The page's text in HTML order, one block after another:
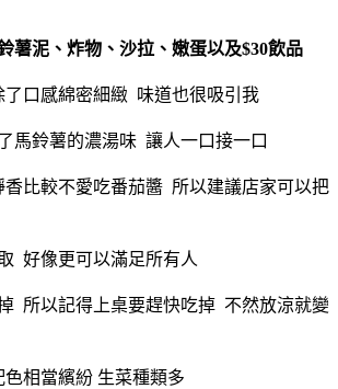
薯泥、炸物、沙拉、嫩蛋以及$30飲品
口感綿密細緻 味道也很吸引我
馬鈴薯的濃湯味 讓人一口接一口
香比較不愛吃番茄醬 所以建議店家可以把
好像更可以滿足所有人
所以記得上桌要趕快吃掉 不然放涼就變
相當繽紛 生菜種類多